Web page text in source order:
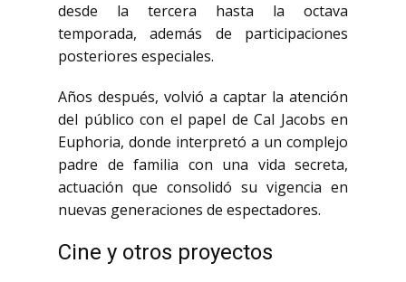
desde la tercera hasta la octava
temporada, además de participaciones
posteriores especiales.
Años después, volvió a captar la atención
del público con el papel de Cal Jacobs en
Euphoria, donde interpretó a un complejo
padre de familia con una vida secreta,
actuación que consolidó su vigencia en
nuevas generaciones de espectadores.
Cine y otros proyectos